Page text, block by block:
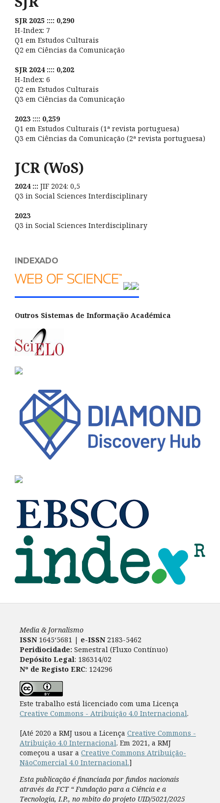
SJR 2025 :::: 0,290
H-Index: 7
Q1 em Estudos Culturais
Q2 em Ciências da Comunicação
SJR 2024 :::: 0,202
H-Index: 6
Q2 em Estudos Culturais
Q3 em Ciências da Comunicação
2023 :::: 0,259
Q1 em Estudos Culturais (1ª revista portuguesa)
Q3 em Ciências da Comunicação (2ª revista portuguesa)
JCR (WoS)
2024 ::: JIF 2024: 0,5
Q3 in Social Sciences Interdisciplinary
2023
Q3 in Social Sciences Interdisciplinary
INDEXADO
Outros Sistemas de Informação Académica
Media & Jornalismo
ISSN 1645‘5681 | e-ISSN2183-5462
Peridiocidade: Semestral (Fluxo Contínuo)
Depósito Legal: 186314/02
Nº de Registo ERC: 124296
Este trabalho está licenciado com uma Licença
Creative Commons - Atribuição 4.0 Internacional.
[Até 2020 a RMJ usou a Licença Creative Commons -
Atribuição 4.0 Internacional. Em 2021, a RMJ
começou a usar a Creative Commons Atribuição-
NãoComercial 4.0 Internacional.]
Esta publicação é financiada por fundos nacionais
através da FCT “ Fundação para a Ciência e a
Tecnologia, I.P., no mbito do projeto UID/5021/2025